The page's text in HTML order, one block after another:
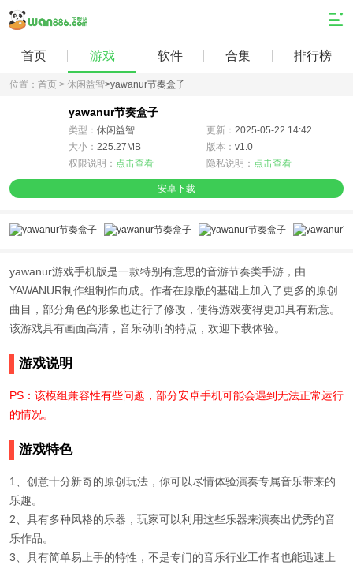
首页 游戏 软件 合集 排行榜
位置： 首页 > 休闲益智>yawanur节奏盒子
yawanur节奏盒子
类型： 休闲益智 更新： 2025-05-22 14:42
大小： 225.27MB 版本： v1.0
权限说明： 点击查看 隐私说明： 点击查看
安卓下载
yawanur游戏手机版是一款特别有意思的音游节奏类手游，由
YAWANUR制作组制作而成。作者在原版的基础上加入了更多的原创
曲目，部分角色的形象也进行了修改，使得游戏变得更加具有新意。
该游戏具有画面高清，音乐动听的特点，欢迎下载体验。
游戏说明
PS：该模组兼容性有些问题，部分安卓手机可能会遇到无法正常运行
的情况。
游戏特色
1、创意十分新奇的原创玩法，你可以尽情体验演奏专属音乐带来的
乐趣。
2、具有多种风格的乐器，玩家可以利用这些乐器来演奏出优秀的音
乐作品。
3、具有简单易上手的特性，不是专门的音乐行业工作者也能迅速上